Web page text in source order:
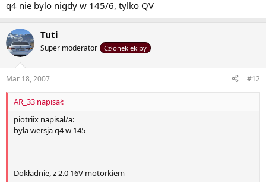
q4 nie bylo nigdy w 145/6, tylko QV
Tuti
Super moderator Członek ekipy
Mar 18, 2007 #12
AR_33 napisał:
piotriix napisał/a:
byla wersja q4 w 145
Dokładnie, z 2.0 16V motorkiem